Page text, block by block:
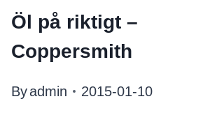
Öl på riktigt –
Coppersmith
Byadmin 2015-01-10